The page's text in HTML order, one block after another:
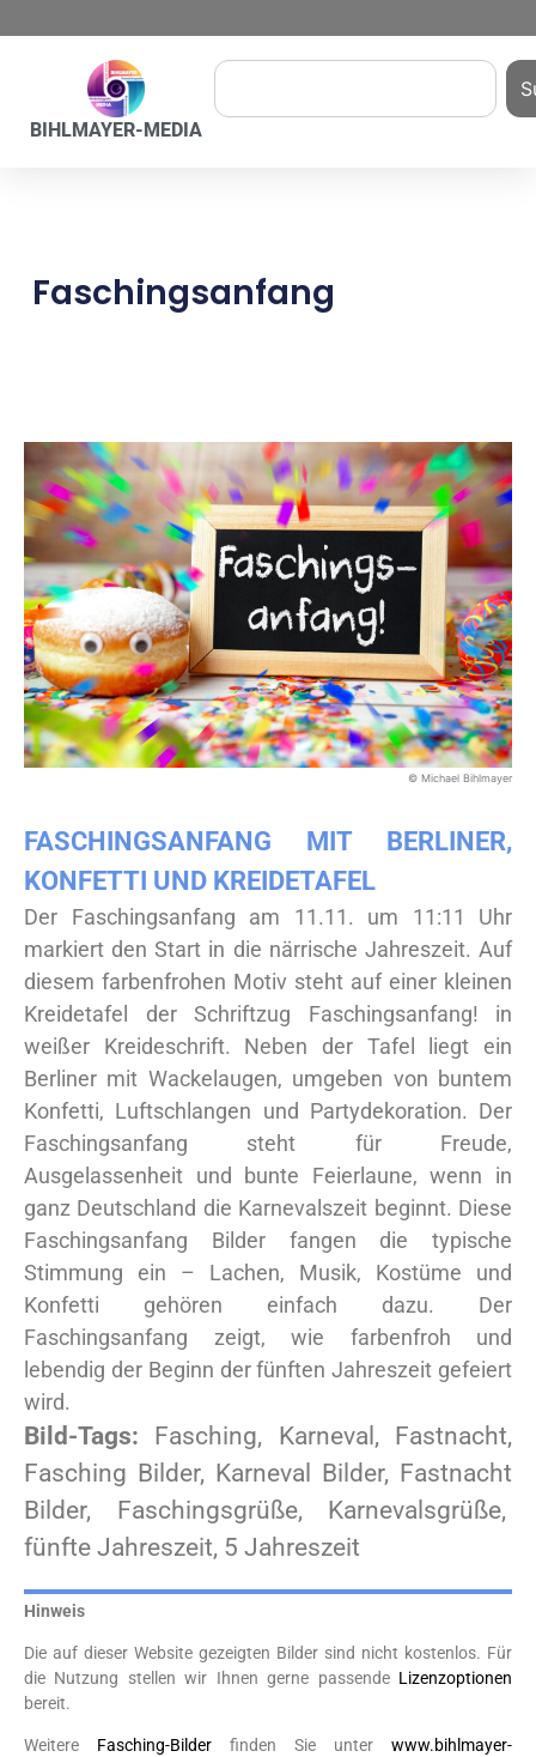
BIHLMAYER-MEDIA
Faschingsanfang
© Michael Bihlmayer
FASCHINGSANFANG MIT BERLINER,
KONFETTI UND KREIDETAFEL
Der Faschingsanfang am 11.11. um 11:11 Uhr
markiert den Start in die närrische Jahreszeit. Auf
diesem farbenfrohen Motiv steht auf einer kleinen
Kreidetafel der Schriftzug Faschingsanfang! in
weißer Kreideschrift. Neben der Tafel liegt ein
Berliner mit Wackelaugen, umgeben von buntem
Konfetti, Luftschlangen und Partydekoration. Der
Faschingsanfang steht für Freude,
Ausgelassenheit und bunte Feierlaune, wenn in
ganz Deutschland die Karnevalszeit beginnt. Diese
Faschingsanfang Bilder fangen die typische
Stimmung ein – Lachen, Musik, Kostüme und
Konfetti gehören einfach dazu. Der
Faschingsanfang zeigt, wie farbenfroh und
lebendig der Beginn der fünften Jahreszeit gefeiert
wird.
Bild-Tags: Fasching, Karneval, Fastnacht,
Fasching Bilder, Karneval Bilder, Fastnacht
Bilder, Faschingsgrüße, Karnevalsgrüße,
fünfte Jahreszeit, 5 Jahreszeit
Hinweis
Die auf dieser Website gezeigten Bilder sind nicht kostenlos. Für
die Nutzung stellen wir Ihnen gerne passende Lizenzoptionen
bereit.
Weitere Fasching-Bilder finden Sie unter www.bihlmayer-